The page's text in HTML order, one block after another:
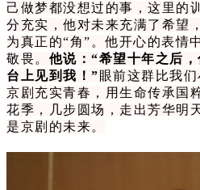
己做梦都没想过的事，这里的
分充实，他对未来充满了希望
为真正的“角”。他开心的表情
敬畏。 他说：“希望十年之后
台上见到我！” 眼前这群比我
京剧充实青春，用生命传承国
花季，几步圆场，走出芳华明
是京剧的未来。